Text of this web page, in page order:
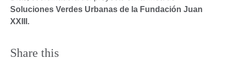
Soluciones Verdes Urbanas de la Fundación Juan
XXIII.
Share this